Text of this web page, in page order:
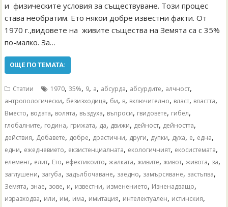
и физическите условия за съществуване. Този процес
става необратим. Ето някои добре известни факти. От
1970 г.,видовете на живите същества на Земята са с 35%
по-малко. За…
ОЩЕ ПО ТЕМАТА:
Статии 1970,35%, 9, а, абсурда, абсурдите, алчност,
антропологически, безизходица, би, в, включително, власт, властта,
Вместо, водата, волята, въздуха, въпроси, гвидовете, гибел,
глобалните, година, грижата, да, движи, дейност, дейността,
действия, Добавете, добре, драстични, други, дупки, духа, е, една,
едни, ежедневието, екзистенциалната, екологичният, екосистемата,
елемент, елит, Ето, ефектикоито,жалката,живите,живот,живота, за,
заглушени, загуба, задълбочаване, заедно, замърсяване, застъпва,
Земята, знае, зове, и, известни, изменението, Изненадващо,
изразходва, или, им, има, имитация, интелектуален, истинския,